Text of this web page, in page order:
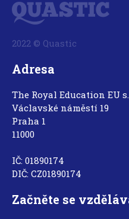
2022 © Quastic
Adresa
The Royal Education EU
Václavské náměstí 19
Praha 1
11000
IČ: 01890174
DIČ: CZ01890174
Začněte se